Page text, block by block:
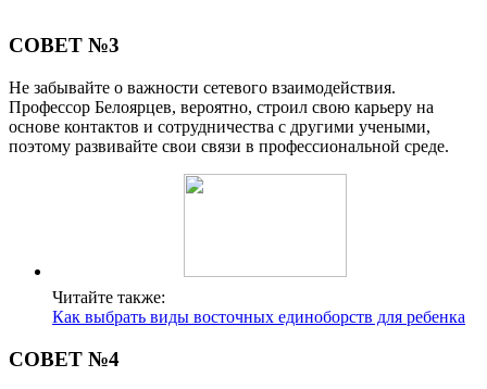
СОВЕТ №3
Не забывайте о важности сетевого взаимодействия.
Профессор Белоярцев, вероятно, строил свою карьеру на
основе контактов и сотрудничества с другими учеными,
поэтому развивайте свои связи в профессиональной среде.
Читайте также:
Как выбрать виды восточных единоборств для ребенка
СОВЕТ №4